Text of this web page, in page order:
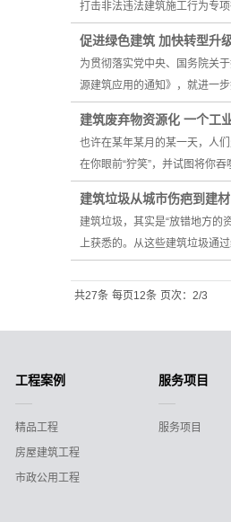
打击非法违法建筑施工行为专
促进绿色建筑 加快转型升
为贯彻落实党中央、国务院关
源建筑应用的通知》，就进一
建筑废弃物资源化 一个工
也许在某年某月的某一天，人
在你眼前“狞笑”，并试图将你
建筑垃圾从城市伤疤到建材
建筑垃圾，其实是“放错地方的
上获悉的。从这些建筑垃圾通
共27条 每页12条 页次：2/3
工程案例
精品工程
房屋建筑工程
市政公用工程
服务项目
服务项目